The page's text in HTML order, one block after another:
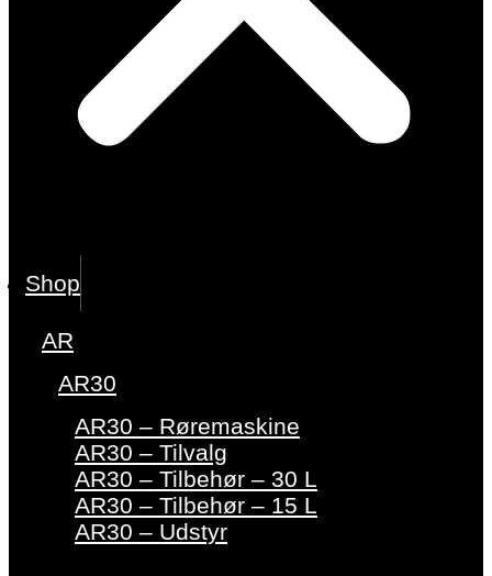
Shop
AR
AR30
AR30 – Røremaskine
AR30 – Tilvalg
AR30 – Tilbehør – 30 L
AR30 – Tilbehør – 15 L
AR30 – Udstyr